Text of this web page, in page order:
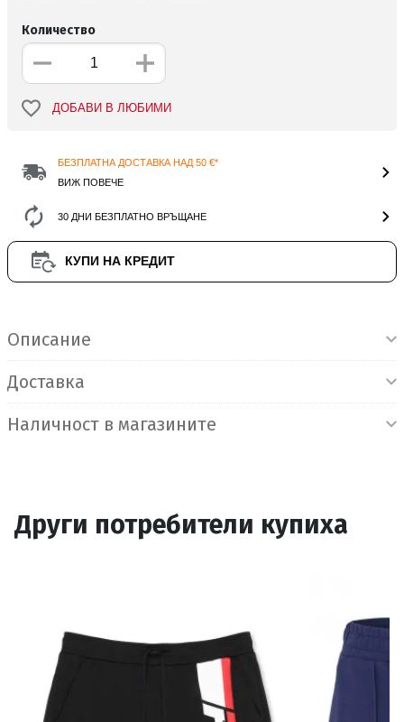
Количество
ДОБАВИ В ЛЮБИМИ
БЕЗПЛАТНА ДОСТАВКА НАД 50 €*
ВИЖ ПОВЕЧЕ
30 ДНИ БЕЗПЛАТНО ВРЪЩАНЕ
КУПИ НА КРЕДИТ
Описание
Доставка
Наличност в магазините
Други потребители купиха